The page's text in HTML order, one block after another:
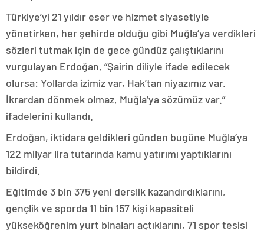
Türkiye’yi 21 yıldır eser ve hizmet siyasetiyle
yönetirken, her şehirde olduğu gibi Muğla’ya verdikleri
sözleri tutmak için de gece gündüz çalıştıklarını
vurgulayan Erdoğan, “Şairin diliyle ifade edilecek
olursa: Yollarda izimiz var, Hak’tan niyazımız var.
İkrardan dönmek olmaz, Muğla’ya sözümüz var.”
ifadelerini kullandı.
Erdoğan, iktidara geldikleri günden bugüne Muğla’ya
122 milyar lira tutarında kamu yatırımı yaptıklarını
bildirdi.
Eğitimde 3 bin 375 yeni derslik kazandırdıklarını,
gençlik ve sporda 11 bin 157 kişi kapasiteli
yükseköğrenim yurt binaları açtıklarını, 71 spor tesisi